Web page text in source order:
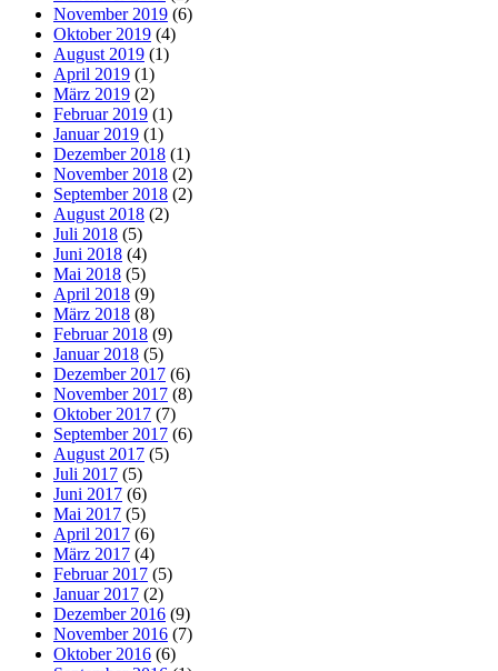
November 2019 (6)
Oktober 2019 (4)
August 2019 (1)
April 2019 (1)
März 2019 (2)
Februar 2019 (1)
Januar 2019 (1)
Dezember 2018 (1)
November 2018 (2)
September 2018 (2)
August 2018 (2)
Juli 2018 (5)
Juni 2018 (4)
Mai 2018 (5)
April 2018 (9)
März 2018 (8)
Februar 2018 (9)
Januar 2018 (5)
Dezember 2017 (6)
November 2017 (8)
Oktober 2017 (7)
September 2017 (6)
August 2017 (5)
Juli 2017 (5)
Juni 2017 (6)
Mai 2017 (5)
April 2017 (6)
März 2017 (4)
Februar 2017 (5)
Januar 2017 (2)
Dezember 2016 (9)
November 2016 (7)
Oktober 2016 (6)